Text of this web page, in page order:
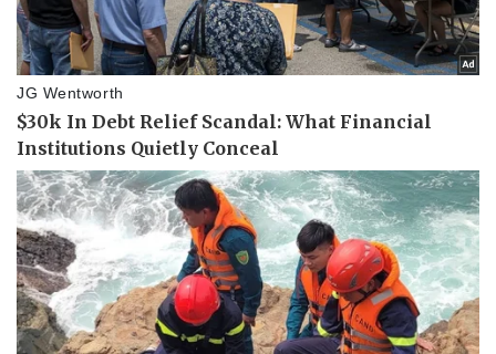
Thông tin doanh nghiệp
Doanh nghiệp 24h
Doanh nhân
Vì cộng đồng
Sành điệu
Tin Công nghệ
Trải nghiệm